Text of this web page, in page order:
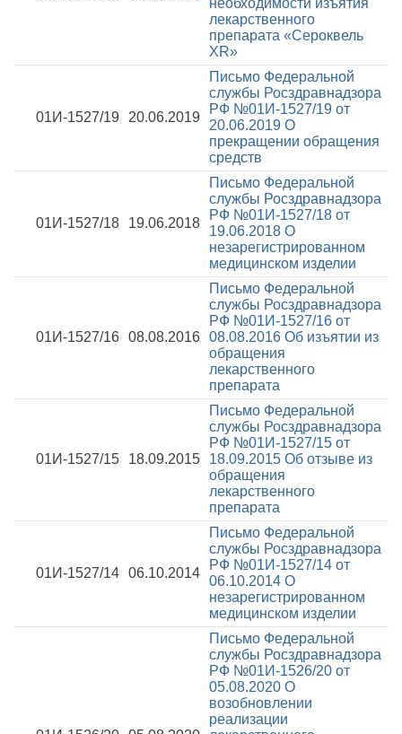
необходимости изъятия
лекарственного
препарата «Сероквель
XR»
01И-1527/19 20.06.2019
Письмо Федеральной
службы Росздравнадзора
РФ №01И-1527/19 от
20.06.2019 О
прекращении обращения
средств
01И-1527/18 19.06.2018
Письмо Федеральной
службы Росздравнадзора
РФ №01И-1527/18 от
19.06.2018 О
незарегистрированном
медицинском изделии
01И-1527/16 08.08.2016
Письмо Федеральной
службы Росздравнадзора
РФ №01И-1527/16 от
08.08.2016 Об изъятии из
обращения
лекарственного
препарата
01И-1527/15 18.09.2015
Письмо Федеральной
службы Росздравнадзора
РФ №01И-1527/15 от
18.09.2015 Об отзыве из
обращения
лекарственного
препарата
01И-1527/14 06.10.2014
Письмо Федеральной
службы Росздравнадзора
РФ №01И-1527/14 от
06.10.2014 О
незарегистрированном
медицинском изделии
Письмо Федеральной
службы Росздравнадзора
РФ №01И-1526/20 от
05.08.2020 О
возобновлении
реализации